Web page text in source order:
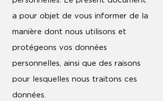
a pour objet de vous informer de la
manière dont nous utilisons et
protégeons vos données
personnelles, ainsi que des raisons
pour lesquelles nous traitons ces
données.